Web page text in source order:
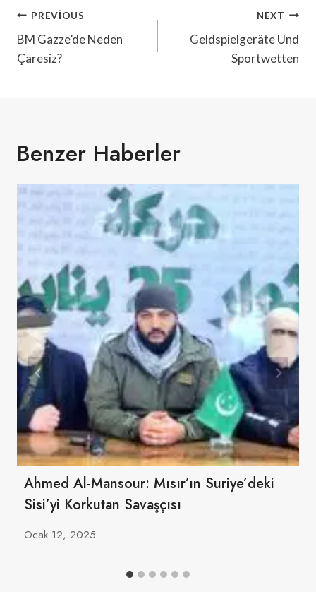
Yazı
Gezinmesi
PREVIOUS
BM Gazze’de Neden
Çaresiz?
NEXT
Geldspielgeräte Und
Sportwetten
Benzer Haberler
Ahmed Al-Mansour: Mısır’ın Suriye’deki
Sisi’yi Korkutan Savaşçısı
Ocak 12, 2025